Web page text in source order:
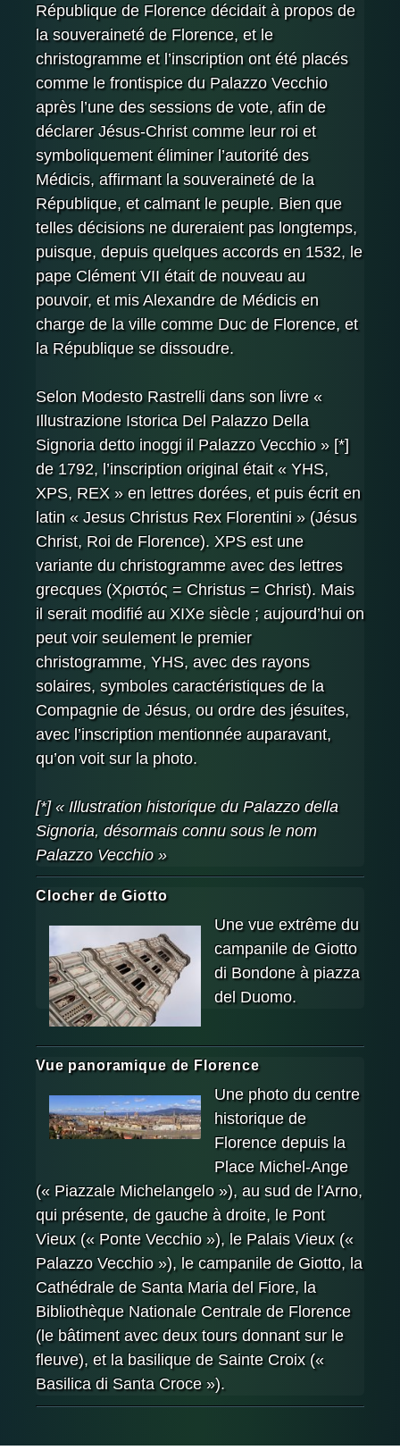
République de Florence décidait à propos de
la souveraineté de Florence, et le
christogramme et l’inscription ont été placés
comme le frontispice du Palazzo Vecchio
après l’une des sessions de vote, afin de
déclarer Jésus-Christ comme leur roi et
symboliquement éliminer l’autorité des
Médicis, affirmant la souveraineté de la
République, et calmant le peuple. Bien que
telles décisions ne dureraient pas longtemps,
puisque, depuis quelques accords en 1532, le
pape Clément VII était de nouveau au
pouvoir, et mis Alexandre de Médicis en
charge de la ville comme Duc de Florence, et
la République se dissoudre.
Selon Modesto Rastrelli dans son livre «
Illustrazione Istorica Del Palazzo Della
Signoria detto inoggi il Palazzo Vecchio » [*]
de 1792, l’inscription original était « YHS,
XPS, REX » en lettres dorées, et puis écrit en
latin « Jesus Christus Rex Florentini » (Jésus
Christ, Roi de Florence). XPS est une
variante du christogramme avec des lettres
grecques (Χριστός = Christus = Christ). Mais
il serait modifié au XIXe siècle ; aujourd’hui on
peut voir seulement le premier
christogramme, YHS, avec des rayons
solaires, symboles caractéristiques de la
Compagnie de Jésus, ou ordre des jésuites,
avec l’inscription mentionnée auparavant,
qu’on voit sur la photo.
[*] « Illustration historique du Palazzo della
Signoria, désormais connu sous le nom
Palazzo Vecchio »
Clocher de Giotto
Une vue extrême du
campanile de Giotto
di Bondone à piazza
del Duomo.
Vue panoramique de Florence
Une photo du centre
historique de
Florence depuis la
Place Michel-Ange
(« Piazzale Michelangelo »), au sud de l’Arno,
qui présente, de gauche à droite, le Pont
Vieux (« Ponte Vecchio »), le Palais Vieux («
Palazzo Vecchio »), le campanile de Giotto, la
Cathédrale de Santa Maria del Fiore, la
Bibliothèque Nationale Centrale de Florence
(le bâtiment avec deux tours donnant sur le
fleuve), et la basilique de Sainte Croix («
Basilica di Santa Croce »).